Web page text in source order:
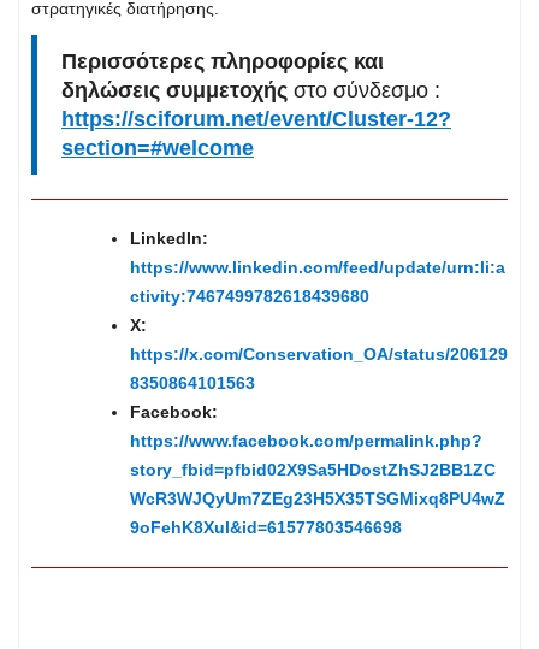
στρατηγικές διατήρησης.
Περισσότερες πληροφορίες και
δηλώσεις συμμετοχής στο σύνδεσμο :
https://sciforum.net/event/Cluster-12?
section=#welcome
LinkedIn:
https://www.linkedin.com/feed/update/urn:li:a
ctivity:7467499782618439680
X:
https://x.com/Conservation_OA/status/206129
8350864101563
Facebook:
https://www.facebook.com/permalink.php?
story_fbid=pfbid02X9Sa5HDostZhSJ2BB1ZC
WcR3WJQyUm7ZEg23H5X35TSGMixq8PU4wZ
9oFehK8Xul&id=61577803546698